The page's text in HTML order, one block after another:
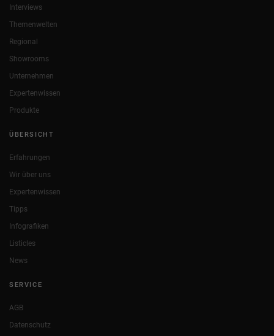
Interviews
Themenwelten
Regional
Showrooms
Unternehmen
Expertenwissen
Produkte
ÜBERSICHT
Erfahrungen
Wir über uns
Expertenwissen
Tipps
Infografiken
Listicles
News
SERVICE
AGB
Datenschutz